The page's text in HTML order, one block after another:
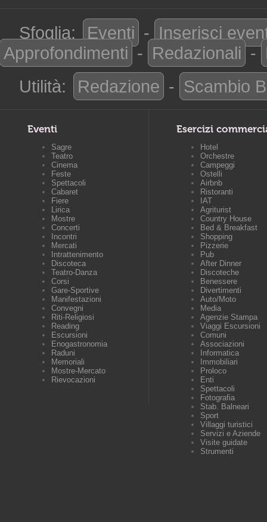
Sfoglia: Eventi - Inserisci
Approfondimenti - Redazionali -
Utilità:
Redazione - Scambio
Eventi
Sagre
Teatro
Cinema
Feste
Spettacoli
Cabaret
Fiere
Lirica
Mostre
Concerti
Incontri
Mercati
Intrattenimento
Discoteca
Teatro-Danza
Corsi
Gare-Sportive
Manifestazioni
Convegni
Riti-Religiosi
Reading
Escursioni
Enogastronomia
Raduni
Memoriali
Mostre-Mercato
Rievocazioni
Esercizi
Hotel
Orchestre
Campeggi
Ostelli
Airbnb
Ristoranti
IAT
Agriturist
Country House
Bed & Breakfast
Shopping
Pizzerie
Pub
After Dinner
Discoteche
Benessere
Divertimenti
Auto/Moto
Media
Agenzie Stampa
Viaggi Escursioni
Comuni
Associazioni
Informatica
Immobiliari
Proloco
Enti
Spettacoli
Fotografia
Stab. Balneari
Sport
Villaggi turistici
Servizi e Aziende
Visite guidate
Strumenti